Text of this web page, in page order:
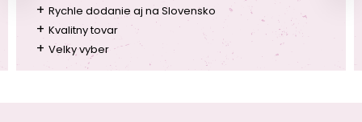
+ Rychle dodanie aj na Slovensko
+ Kvalitny tovar
+ Velky vyber